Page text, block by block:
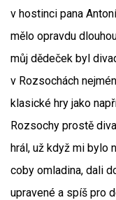
v hostinci pana
mělo opravdu
můj dědeček byl
v Rozsochách
klasické hry jako
Rozsochy prostě
hrál, už když mi bylo
coby omladina, dali
upravené a spíš pro